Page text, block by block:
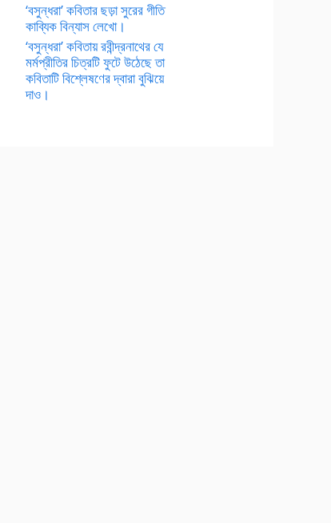
‘বসুন্ধরা’ কবিতার ছড়া সুরের গীতি
কাব্যিক বিন্যাস লেখো।
‘বসুন্ধরা’ কবিতায় রবীন্দ্রনাথের যে
মর্মপ্রীতির চিত্রটি ফুটে উঠেছে তা
কবিতাটি বিশ্লেষণের দ্বারা বুঝিয়ে
দাও।